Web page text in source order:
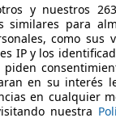
y nuestros
similares para
como sus
IP y los
en su interés
en cualquier
nuestra
suele
el riesgo de
o un